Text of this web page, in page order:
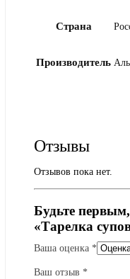
Страна
Производитель
Отзывы
Отзывов пока нет.
Будьте
«Тарелка
Ваша оценка *
Ваш отзыв *